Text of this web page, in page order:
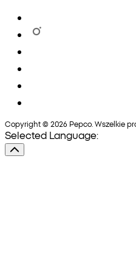
Copyright © 2026 Pepco. Wszelkie
Selected Language: